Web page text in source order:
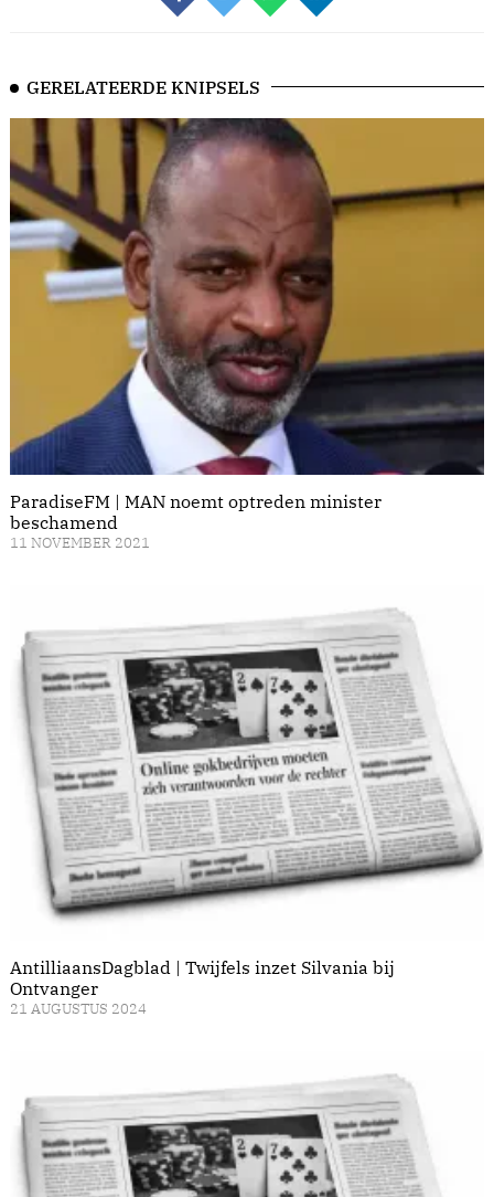
GERELATEERDE KNIPSELS
ParadiseFM | MAN noemt optreden minister
beschamend
11 NOVEMBER 2021
AntilliaansDagblad | Twijfels inzet Silvania bij
Ontvanger
21 AUGUSTUS 2024